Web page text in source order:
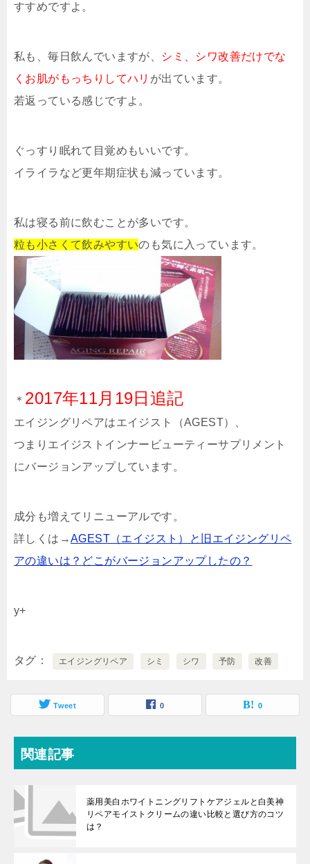
すすめですよ。
私も、毎日飲んでいますが、
シミ、シワ改善だけでな
くお肌がもっちりしてハリ が出ています。
若返っている感じですよ。
ぐっすり眠れて目覚めもいいです。
イライラなど更年期症状も減っています。
私は寝る前に飲むことが多いです。
粒も小さくて飲みやすいのも気に入っています。
＊ 2017年11月19日追記
エイジングリペアはエイジスト（AGEST）、
つまりエイジストインナービューティーサプリメント
にバージョンアップしています。
成分も増えてリニューアルです。
詳しくは→AGEST（エイジスト）と旧エイジングリペ
アの違いは？どこがバージョンアップしたの？
y+
タグ エイジングリペア シミ シワ 予防 改善
Tweet 0 0
関連記事
薬用美白ホワイトニングリフトケアジェルと白美神
リペアモイストクリームの違い比較と選び方のコツ
は？